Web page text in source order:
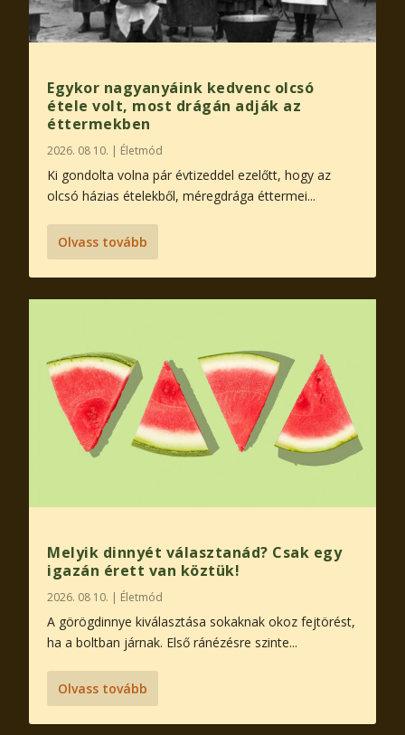
Egykor nagyanyáink kedvenc olcsó
étele volt, most drágán adják az
éttermekben
2026. 08 10. | Életmód
Ki gondolta volna pár évtizeddel ezelőtt, hogy az
olcsó házias ételekből, méregdrága éttermei...
Olvass tovább
Melyik dinnyét választanád? Csak egy
igazán érett van köztük!
2026. 08 10. | Életmód
A görögdinnye kiválasztása sokaknak okoz fejtörést,
ha a boltban járnak. Első ránézésre szinte...
Olvass tovább